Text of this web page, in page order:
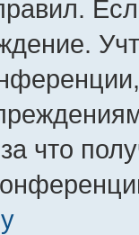
что